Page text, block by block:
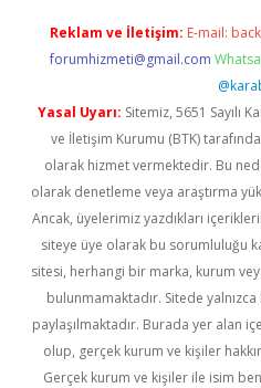
Reklam ve İletişim: E-mail:
forumhizmeti@gmail.com
Yasal Uyarı: Sitemiz, 5651 Sayılı
ve İletişim Kurumu (BTK)
olarak hizmet vermektedir. Bu
olarak denetleme veya araştırma
Ancak, üyelerimiz yazdıkları
siteye üye olarak bu sorumluluğu
sitesi, herhangi bir marka, kurum
bulunmamaktadır. Sitede yalnızca
paylaşılmaktadır. Burada yer alan
olup, gerçek kurum ve kişiler
Gerçek kurum ve kişiler ile isim